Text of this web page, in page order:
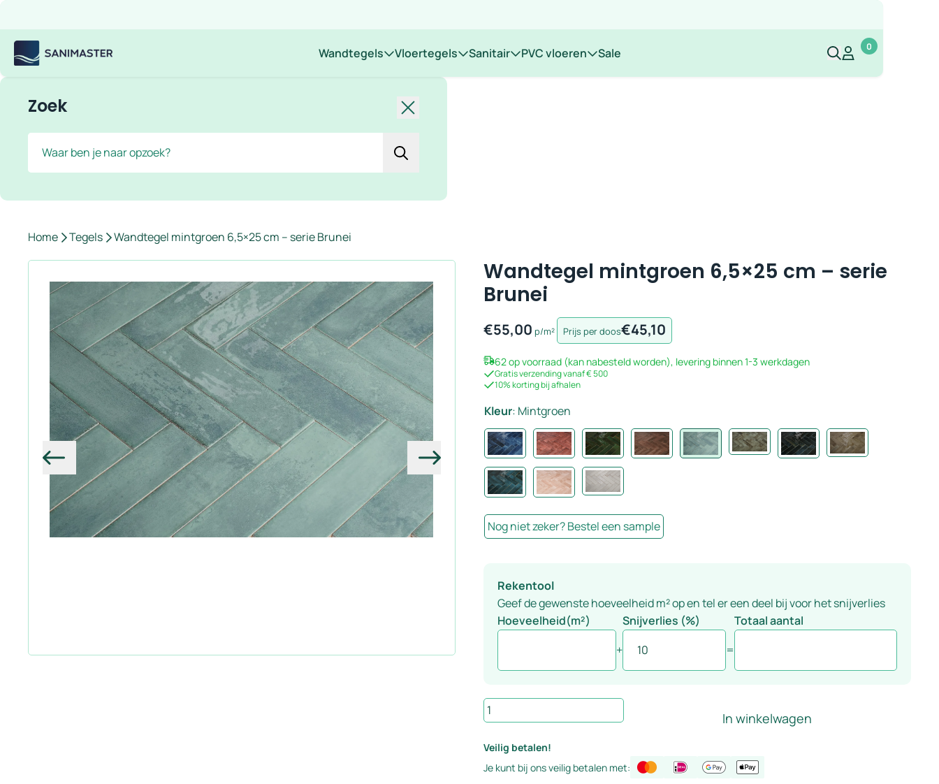
Sanimaster Wandtegels Vloertegels Sanitair PVC vloeren Sale Mijn account
Mijn account
0
Zoek Sluiten
Home Tegels Wandtegel mintgroen 6,5×25 cm – serie Brunei
Vorige Volgende
Wandtegel mintgroen 6,5×25 cm – serie
Brunei
€55,00 p/m² Prijs per doos€45,10
62 op voorraad (kan nabesteld worden), levering binnen 1-3 werkdagen
Gratis verzending vanaf € 500
10% korting bij afhalen
Kleur: Mintgroen
Nog niet zeker? Bestel een sample
Rekentool
Geef de gewenste hoeveelheid m² op en tel er een deel bij voor het snijverlies
Hoeveelheid(m²)
+
Snijverlies (%)
=
Totaal aantal
Wandtegel
mintgroen
6,5x25
-
In winkelwagen
Veilig betalen!
Je kunt bij ons veilig betalen met: